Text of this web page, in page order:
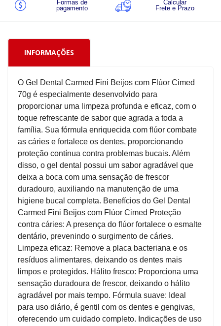
Formas de
pagamento
Calcular
Frete e Prazo
INFORMAÇÕES
O Gel Dental Carmed Fini Beijos com Flúor Cimed
70g é especialmente desenvolvido para
proporcionar uma limpeza profunda e eficaz, com o
toque refrescante de sabor que agrada a toda a
família. Sua fórmula enriquecida com flúor combate
as cáries e fortalece os dentes, proporcionando
proteção contínua contra problemas bucais. Além
disso, o gel dental possui um sabor agradável que
deixa a boca com uma sensação de frescor
duradouro, auxiliando na manutenção de uma
higiene bucal completa. Benefícios do Gel Dental
Carmed Fini Beijos com Flúor Cimed Proteção
contra cáries: A presença do flúor fortalece o esmalte
dentário, prevenindo o surgimento de cáries.
Limpeza eficaz: Remove a placa bacteriana e os
resíduos alimentares, deixando os dentes mais
limpos e protegidos. Hálito fresco: Proporciona uma
sensação duradoura de frescor, deixando o hálito
agradável por mais tempo. Fórmula suave: Ideal
para uso diário, é gentil com os dentes e gengivas,
oferecendo um cuidado completo. Indicações de uso